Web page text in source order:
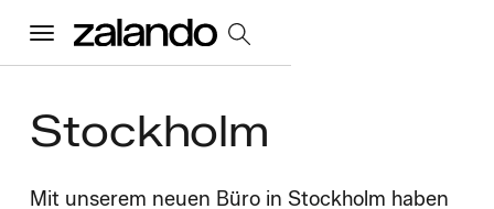
Menu
Alle Jobs
Startseite
Stockholm
Mit unserem neuen Büro in Stockholm haben